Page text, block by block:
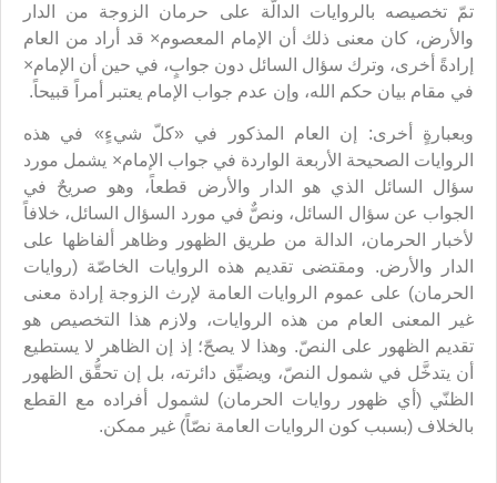
تمّ تخصيصه بالروايات الدالّة على حرمان الزوجة من الدار
والأرض، كان معنى ذلك أن الإمام المعصوم× قد أراد من العام
إرادةً أخرى، وترك سؤال السائل دون جوابٍ، في حين أن الإمام×
في مقام بيان حكم الله، وإن عدم جواب الإمام يعتبر أمراً قبيحاً.
وبعبارةٍ أخرى: إن العام المذكور في «كلّ شيءٍ» في هذه
الروايات الصحيحة الأربعة الواردة في جواب الإمام× يشمل مورد
سؤال السائل الذي هو الدار والأرض قطعاً، وهو صريحٌ في
الجواب عن سؤال السائل، ونصٌّ في مورد السؤال السائل، خلافاً
لأخبار الحرمان، الدالة من طريق الظهور وظاهر ألفاظها على
الدار والأرض. ومقتضى تقديم هذه الروايات الخاصّة (روايات
الحرمان) على عموم الروايات العامة لإرث الزوجة إرادة معنى
غير المعنى العام من هذه الروايات، ولازم هذا التخصيص هو
تقديم الظهور على النصّ. وهذا لا يصحّ؛ إذ إن الظاهر لا يستطيع
أن يتدخَّل في شمول النصّ، ويضيِّق دائرته، بل إن تحقُّق الظهور
الظنّي (أي ظهور روايات الحرمان) لشمول أفراده مع القطع
بالخلاف (بسبب كون الروايات العامة نصّاً) غير ممكن.